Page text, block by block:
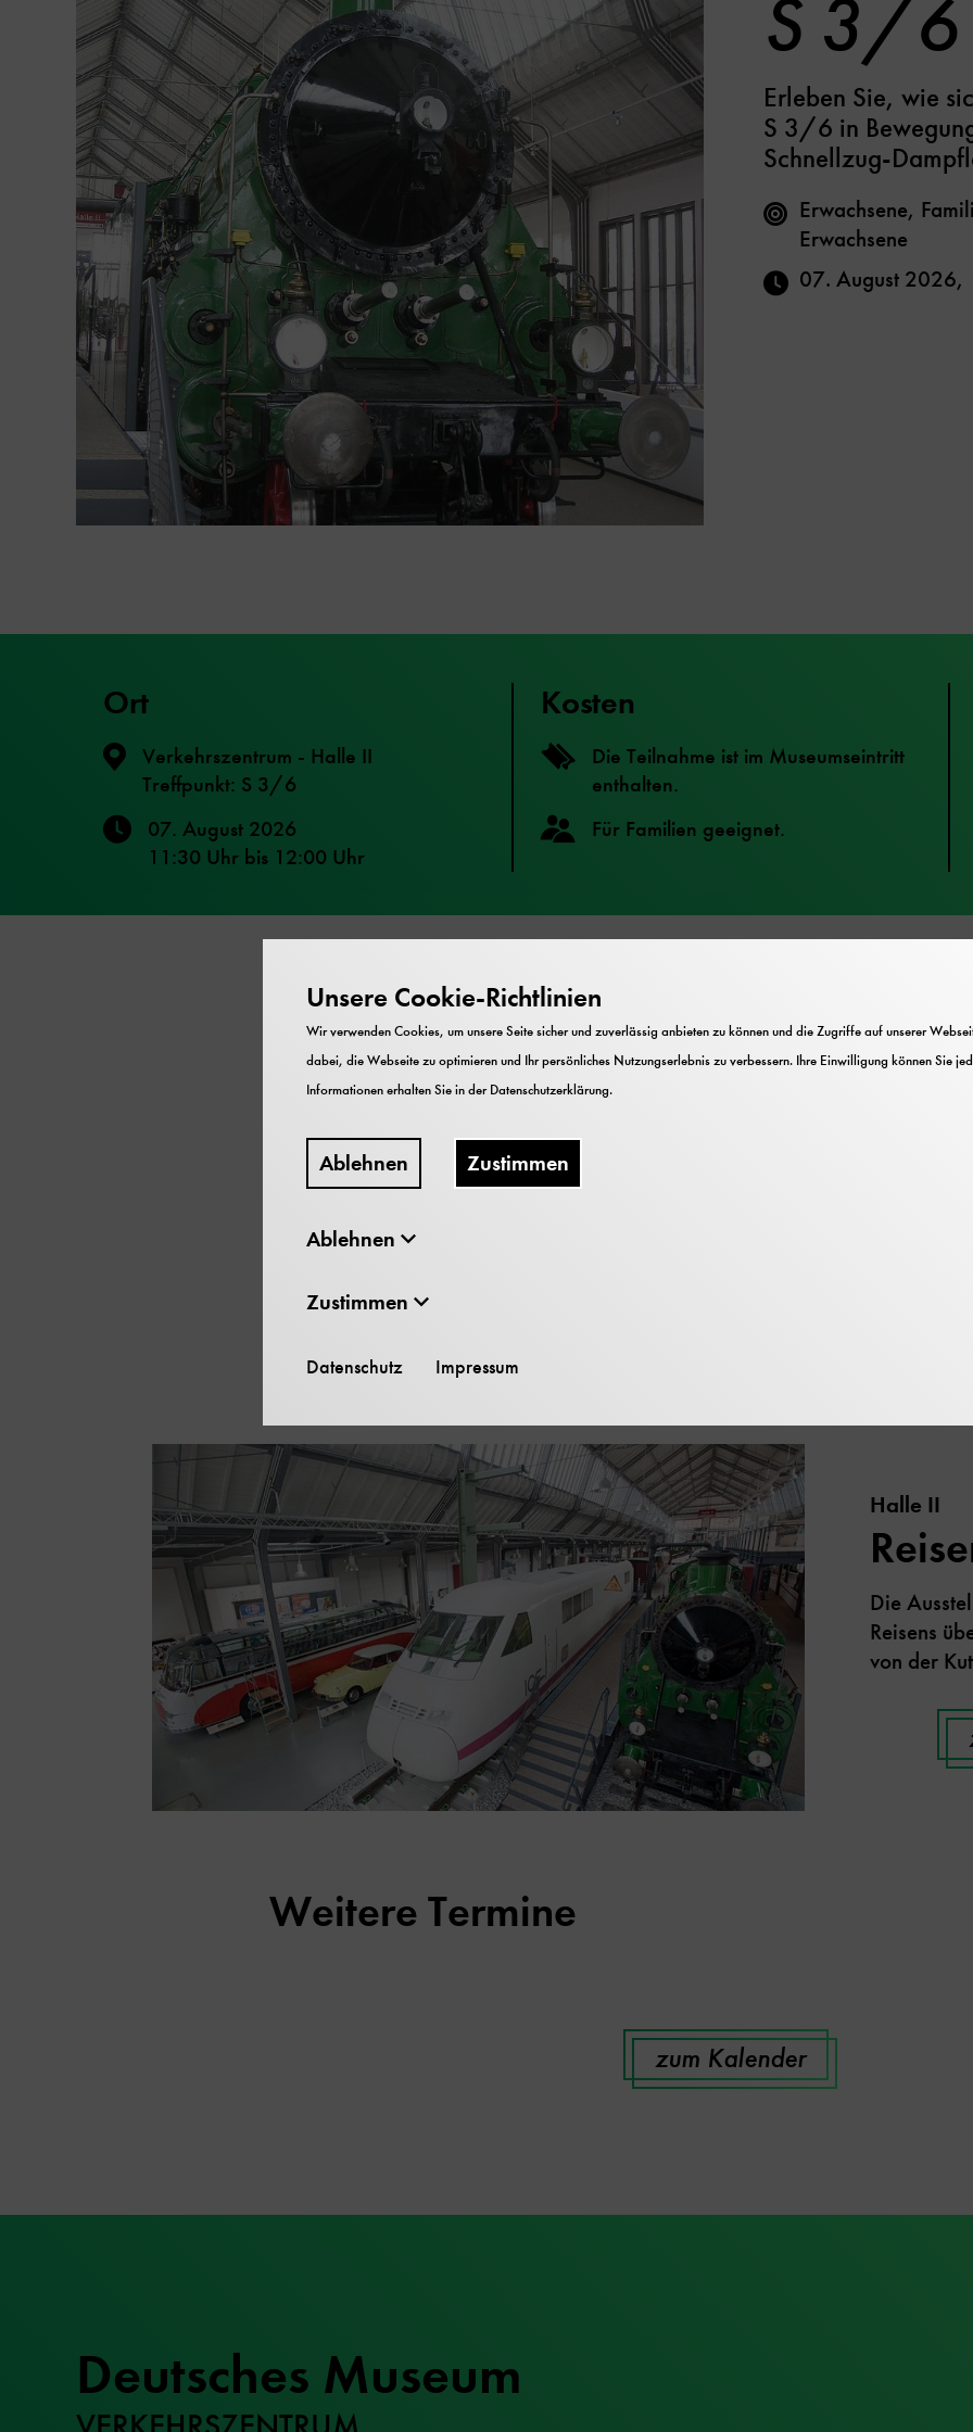
S 3/6
Erleben Sie, wie
S 3/6 in
Schnellzug-
Erwachsene,
Erwachsene
07. August 2026,
Ort
Verkehrszentrum - Halle II
Treffpunkt: S 3/6
07. August 2026
11:30 Uhr bis 12:00 Uhr
Kosten
Die Teilnahme ist im Museumseintritt
enthalten.
Für Familien geeignet.
Die S 3/6, sprich: „S Drei Sechstel“, von 1912 ist ein Glanzstück der
Zeit der Bayerischen Staatseisenbahnen. Mit ihrem Vierzylinder-Verbund-
bis zu 120 km/h schnell fahren. Unsere S 3/6 „3634“, später „18 451“, ist
mehrmals täglich die Räder und das Triebwerk in Bewegung setzen und
Lok im Betrieb.
Mehr zur
Halle II
Die
Reisens
von der
Weitere Termine
zum Kalender
Deutsches Museum
Unsere Cookie-Richtlinien
Wir verwenden Cookies, um unsere Seite sicher und zuverlässig anbieten zu können und die Zugriffe auf unserer
dabei, die Webseite zu optimieren und Ihr persönliches Nutzungserlebnis zu verbessern. Ihre Einwilligung können Sie
Informationen erhalten Sie in derDatenschutzerklärung.
Ablehnen Zustimmen
Ablehnen
Zustimmen
Datenschutz Impressum